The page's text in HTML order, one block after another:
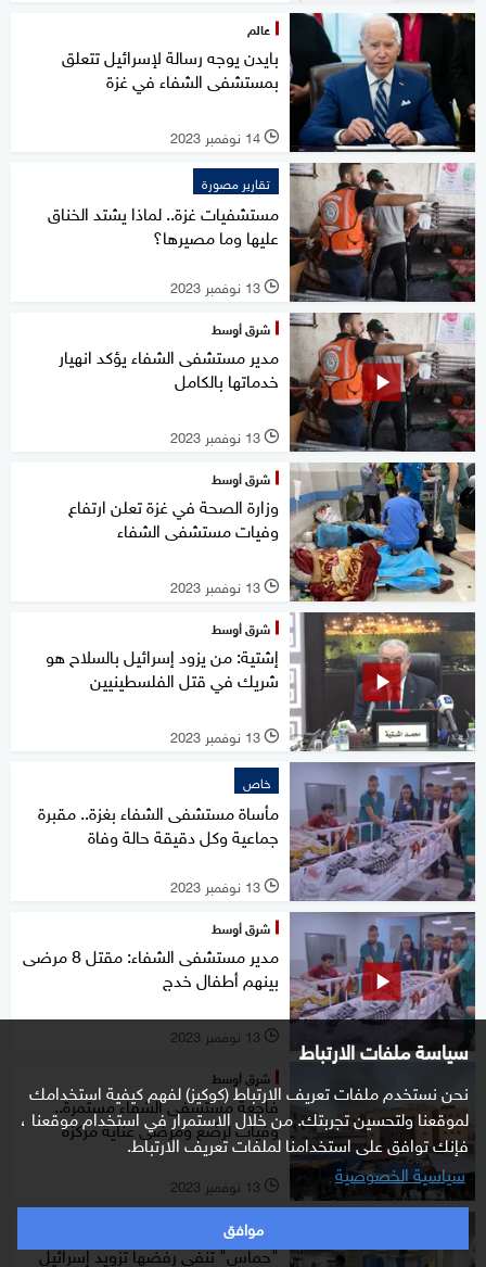
سياسة ملفات الارتباط
نحن نستخدم ملفات تعريف الارتباط (كوكيز) لفهم كيفية استخدامك
لموقعنا ولتحسين تجربتك. من خلال الاستمرار في استخدام موقعنا ،
فإنك توافق على استخدامنا لملفات تعريف الارتباط.
سياسية الخصوصية
موافق
عالم
بايدن يوجه رسالة لإسرائيل تتعلق
بمستشفى الشفاء في غزة
l 14 نوفمبر 2023
تقارير مصورة
مستشفيات غزة.. لماذا يشتد الخناق
عليها وما مصيرها؟
l 13 نوفمبر 2023
شرق أوسط
مدير مستشفى الشفاء يؤكد انهيار
خدماتها بالكامل
l 13 نوفمبر 2023
شرق أوسط
وزارة الصحة في غزة تعلن ارتفاع
وفيات مستشفى الشفاء
l 13 نوفمبر 2023
شرق أوسط
إشتية: من يزود إسرائيل بالسلاح هو
شريك في قتل الفلسطينيين
l 13 نوفمبر 2023
خاص
مأساة مستشفى الشفاء بغزة.. مقبرة
جماعية وكل دقيقة حالة وفاة
l 13 نوفمبر 2023
شرق أوسط
مدير مستشفى الشفاء: مقتل 8 مرضى
بينهم أطفال خدج
l 13 نوفمبر 2023
شرق أوسط
فاجعة مستشفى الشفاء مستمرة..
وفيات لرضّع ومرضى عناية مركزة
l 13 نوفمبر 2023
شرق أوسط
"حماس" تنفي رفضها تزويد إسرائيل